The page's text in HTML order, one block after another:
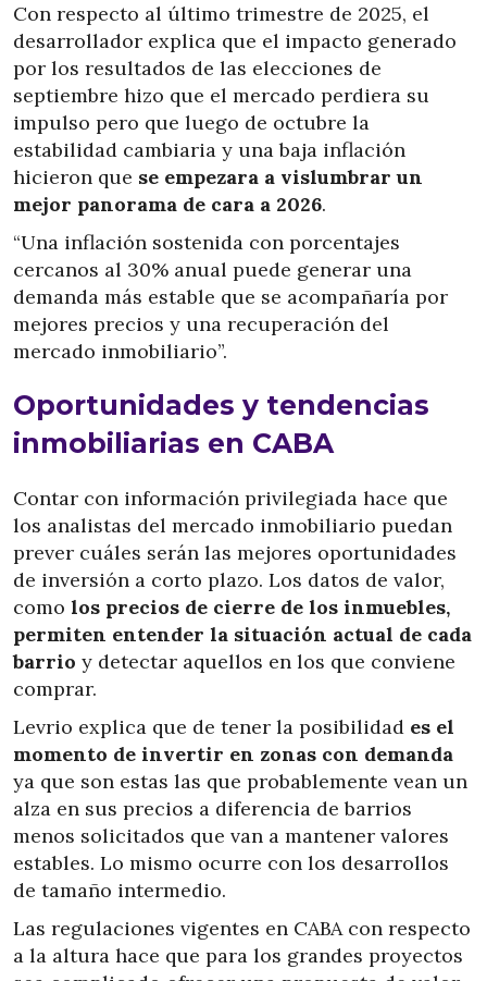
Con respecto al último trimestre de 2025, el
desarrollador explica que el impacto generado
por los resultados de las elecciones de
septiembre hizo que el mercado perdiera su
impulso pero que luego de octubre la
estabilidad cambiaria y una baja inflación
hicieron que se empezara a vislumbrar un
mejor panorama de cara a 2026.
“Una inflación sostenida con porcentajes
cercanos al 30% anual puede generar una
demanda más estable que se acompañaría por
mejores precios y una recuperación del
mercado inmobiliario”.
Oportunidades y tendencias
inmobiliarias en CABA
Contar con información privilegiada hace que
los analistas del mercado inmobiliario puedan
prever cuáles serán las mejores oportunidades
de inversión a corto plazo. Los datos de valor,
como los precios de cierre de los inmuebles,
permiten entender la situación actual de cada
barrio y detectar aquellos en los que conviene
comprar.
Levrio explica que de tener la posibilidad es el
momento de invertir en zonas con demanda
ya que son estas las que probablemente vean un
alza en sus precios a diferencia de barrios
menos solicitados que van a mantener valores
estables. Lo mismo ocurre con los desarrollos
de tamaño intermedio.
Las regulaciones vigentes en CABA con respecto
a la altura hace que para los grandes proyectos